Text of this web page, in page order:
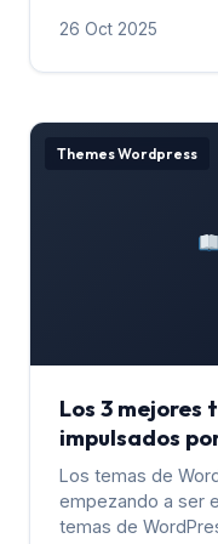
26 Oct 2025
Themes Wordpress
Los 3 mejores
impulsados
Los temas de
empezando a ser
temas de